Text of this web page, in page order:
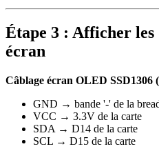
Étape 3 : Afficher les
écran
Câblage écran OLED SSD1306
GND → bande '-' de la
VCC → 3.3V de la carte
SDA → D14 de la carte
SCL → D15 de la carte